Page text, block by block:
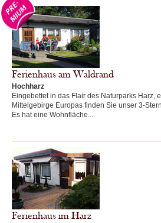
Ferienhaus am Waldrand
Hochharz
Eingebettet in das Flair des Naturparks Harz,
Mittelgebirge Europas finden Sie unser 3-
Es hat eine Wohnfläche...
Ferienhaus im Harz